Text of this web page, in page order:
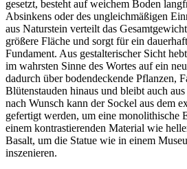
gesetzt, besteht auf weichem Boden
Absinkens oder des ungleichmäßigen
aus Naturstein verteilt das
größere Fläche und sorgt für ein
Fundament. Aus gestalterischer Sicht
im wahrsten Sinne des Wortes auf ein
dadurch über bodendeckende Pflanzen,
Blütenstauden hinaus und bleibt auch
nach Wunsch kann der Sockel aus dem
gefertigt werden, um eine monolithische
einem kontrastierenden Material wie
Basalt, um die Statue wie in einem
inszenieren.